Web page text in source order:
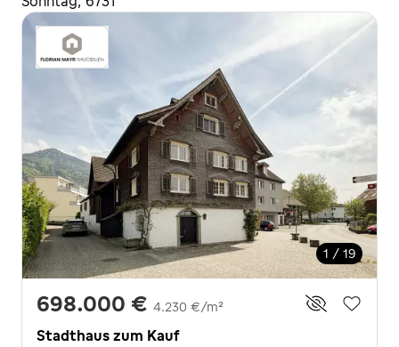
1 / 19
698.000 € 4.230 €/m²
Stadthaus zum Kauf